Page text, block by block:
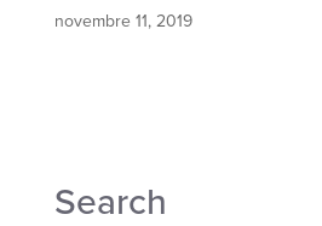
novembre 11, 2019
Search